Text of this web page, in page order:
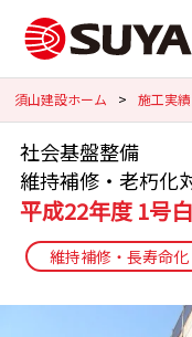
須山建設ホーム > 施工実績
社会基盤整備
維持補修・老朽化
平成22年度 1号
維持補修・長寿命化